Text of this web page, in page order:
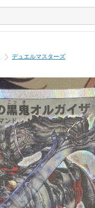
デュエルマスターズ